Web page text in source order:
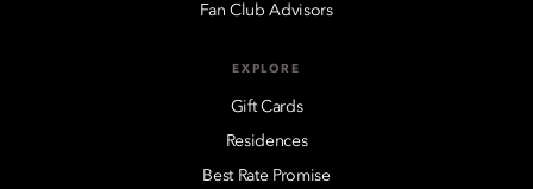
Fan Club Advisors
EXPLORE
Gift Cards
Residences
Best Rate Promise